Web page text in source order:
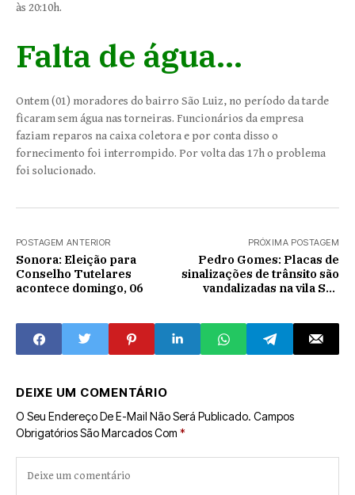
às 20:10h.
Falta de água…
Ontem (01) moradores do bairro São Luiz, no período da tarde
ficaram sem água nas torneiras. Funcionários da empresa
faziam reparos na caixa coletora e por conta disso o
fornecimento foi interrompido. Por volta das 17h o problema
foi solucionado.
POSTAGEM ANTERIOR
Sonora: Eleição para
Conselho Tutelares
acontece domingo, 06
PRÓXIMA POSTAGEM
Pedro Gomes: Placas de
sinalizações de trânsito são
vandalizadas na vila São
DEIXE UM COMENTÁRIO
O Seu Endereço De E-Mail Não Será Publicado. Campos
Obrigatórios São Marcados Com *